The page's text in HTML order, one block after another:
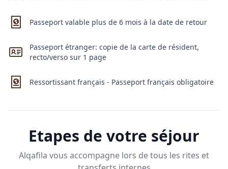
Passeport valable plus de 6 mois à la date de retour
Passeport étranger: copie de la carte de résident,
recto/verso sur 1 page
Ressortissant français - Passeport français obligatoire
Etapes de votre séjour
Alqafila vous accompagne lors de tous les rites et